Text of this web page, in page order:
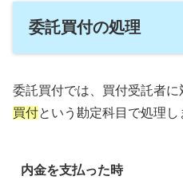
委託買付の処理
委託買付では、買付受託者に
買付という勘定科目で処理し
内金を支払った時